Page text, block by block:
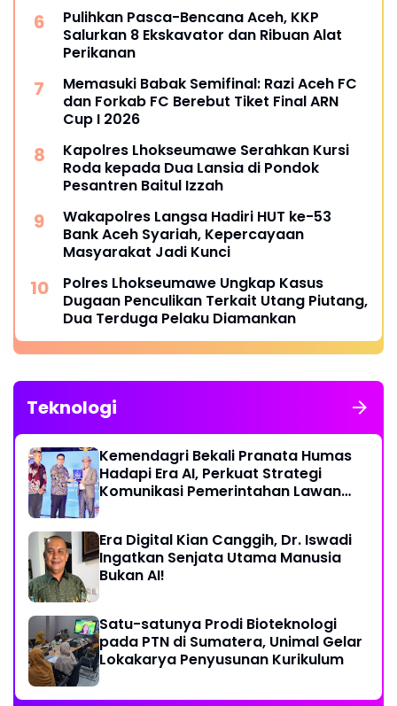
Pulihkan Pasca-Bencana Aceh, KKP
Salurkan 8 Ekskavator dan Ribuan Alat
Perikanan
Memasuki Babak Semifinal: Razi Aceh FC
dan Forkab FC Berebut Tiket Final ARN
Cup I 2026
Kapolres Lhokseumawe Serahkan Kursi
Roda kepada Dua Lansia di Pondok
Pesantren Baitul Izzah
Wakapolres Langsa Hadiri HUT ke-53
Bank Aceh Syariah, Kepercayaan
Masyarakat Jadi Kunci
Polres Lhokseumawe Ungkap Kasus
Dugaan Penculikan Terkait Utang Piutang,
Dua Terduga Pelaku Diamankan
Teknologi
Kemendagri Bekali Pranata Humas
Hadapi Era AI, Perkuat Strategi
Komunikasi Pemerintahan Lawan
Era Digital Kian Canggih, Dr. Iswadi
Ingatkan Senjata Utama Manusia
Bukan AI!
Satu-satunya Prodi Bioteknologi
pada PTN di Sumatera, Unimal Gelar
Lokakarya Penyusunan Kurikulum